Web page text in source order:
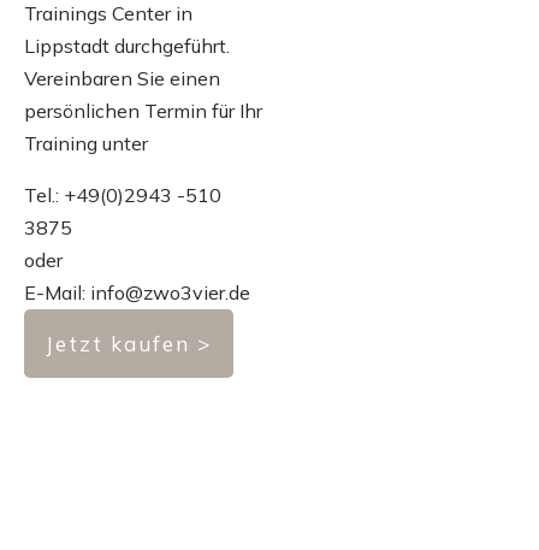
Trainings Center in
Lippstadt durchgeführt.
Vereinbaren Sie einen
persönlichen Termin für Ihr
Training unter
Tel.: +49(0)2943 -510
3875
oder
E-Mail: info@zwo3vier.de
Jetzt kaufen >